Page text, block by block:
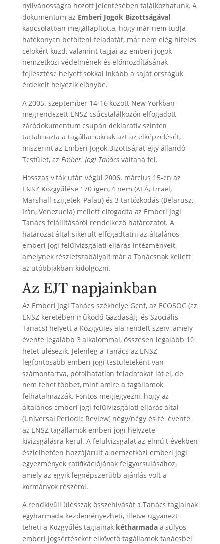
nyilvánosságra hozott jelentésében találkozhatunk. A
dokumentum az Emberi Jogok Bizottságával
kapcsolatban megállapította, hogy már nem tudja
hatékonyan betölteni feladatát, már nem elég hiteles
célokért küzd, valamint tagjai az emberi jogok
nemzetközi védelmének és előmozdításának
fejlesztése helyett sokkal inkább a saját országuk
érdekeit helyezik előnybe.
A 2005. szeptember 14-16 között New Yorkban
megrendezett ENSZ csúcstalálkozón elfogadott
záródokumentum csupán deklaratív szinten
tartalmazta a tagállamoknak azt az elképzelését,
miszerint az Emberi Jogok Bizottságát egy állandó
Testület, az Emberi Jogi Tanácsváltaná fel.
Hosszas viták után végül 2006. március 15-én az
ENSZ Közgyűlése 170 igen, 4 nem (AEÁ, Izrael,
Marshall-szigetek, Palau) és 3 tartózkodás (Belarusz,
Irán, Venezuela) mellett elfogadta az Emberi Jogi
Tanács felállításáról rendelkező határozatot. A
határozat által sikerült elfogadtatni az általános
emberi jogi felülvizsgálati eljárás intézményeit,
amelynek részletszabályait már a Tanácsnak kellett
az utóbbiakban kidolgozni.
Az EJT napjainkban
Az Emberi Jogi Tanács székhelye Genf, az ECOSOC (az
ENSZ keretében működő Gazdasági és Szociális
Tanács) helyett a Közgyűlés alá rendelt szerv, amely
évente legalább 3 alkalommal, összesen legalább 10
hetet ülésezik. Jelenleg a Tanács az ENSZ
legfontosabb emberi jogi testületeként van
számontartva, pótolhatatlan feladatokat lát el, de
nem tehet többet, mint amire a tagállamok
felhatalmazzák. Fontos megjegyezni, hogy az
általános emberi jogi felülvizsgálati eljárás által
(Universal Periodic Review) négy/négy és fél évente
az ENSZ tagállamok emberi jogi helyzete
kivizsgálásra kerül. A felülvizsgálat az elmúlt években
észlelhetően hozzájárult a nemzetközi emberi jogi
egyezmények ratifikációjának felgyorsulásához,
amely az egyik legnépszerűbb ajánlás volt a
kormányok részéről.
A rendkívüli ülésszak összehívását a Tanács tagjainak
egyharmada kezdeményezheti, illetve ugyanezt
teheti a Közgyűlés tagjainak kétharmada a súlyos
emberi jogsértéseket elkövető tagállamok tanácsbeli